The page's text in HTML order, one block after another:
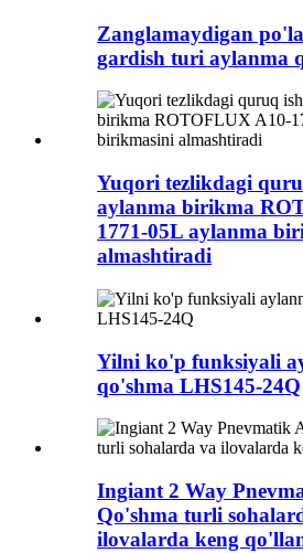
Zanglamaydigan
gardish turi aylanma
Yuqori tezlikdagi
aylanma birikma
1771-05L aylanma
almashtiradi
Yilni ko'p funksiyali
qo'shma LHS145-24Q
Ingiant 2 Way
Qo'shma turli
ilovalarda keng